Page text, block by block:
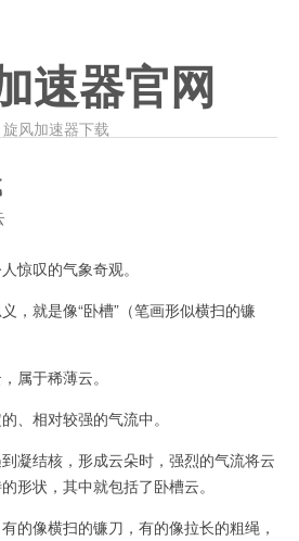
速器官网
旋风加速器下载
叹的气象奇观。
就是像“卧槽”（笔画形似横扫的镰
于稀薄云。
相对较强的气流中。
结核，形成云朵时，强烈的气流将云
形状，其中就包括了卧槽云。
像横扫的镰刀，有的像拉长的粗绳，